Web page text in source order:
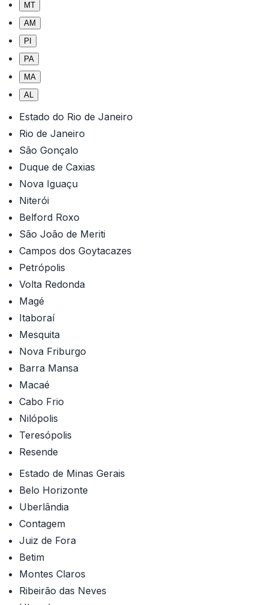
MT
AM
PI
PA
MA
AL
Estado do Rio de Janeiro
Rio de Janeiro
São Gonçalo
Duque de Caxias
Nova Iguaçu
Niterói
Belford Roxo
São João de Meriti
Campos dos Goytacazes
Petrópolis
Volta Redonda
Magé
Itaboraí
Mesquita
Nova Friburgo
Barra Mansa
Macaé
Cabo Frio
Nilópolis
Teresópolis
Resende
Estado de Minas Gerais
Belo Horizonte
Uberlândia
Contagem
Juiz de Fora
Betim
Montes Claros
Ribeirão das Neves